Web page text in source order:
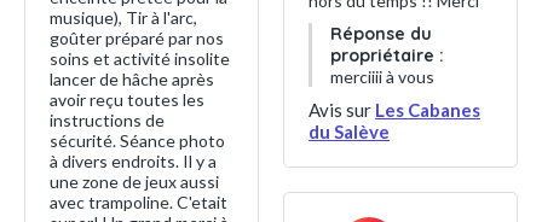
musique), Tir à l'arc,
goûter préparé par nos
soins et activité insolite
lancer de hâche après
avoir reçu toutes les
instructions de
sécurité. Séance photo
à divers endroits. Il y a
une zone de jeux aussi
avec trampoline. C'etait
Réponse du
propriétaire :
merciiii à vous
Avis sur Les Cabanes
du Salève